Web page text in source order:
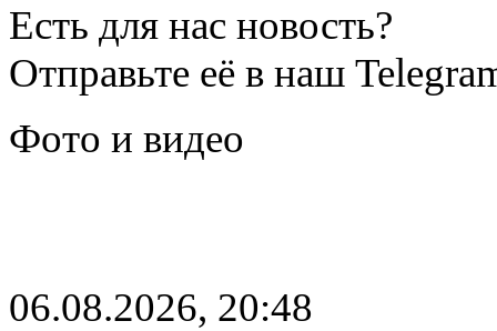
Есть для нас новость?
Отправьте её в наш
Фото и видео
06.08.2026, 20:48